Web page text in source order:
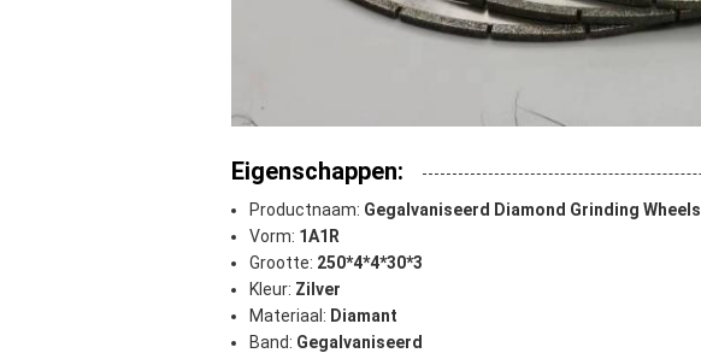
Eigenschappen:
Productnaam: Gegalvaniseerd Diamond Grinding Wheels
Vorm: 1A1R
Grootte: 250*4*4*30*3
Kleur: Zilver
Materiaal: Diamant
Band: Gegalvaniseerd